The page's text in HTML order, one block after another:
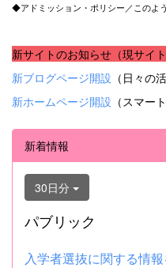
◆アドミッション・ポリシー／このよ
新サイトのお知らせ（現サイ
新ブログページ開設 （日々の
新ホームページ開設 （スマー
新着情報
30日分
パブリック